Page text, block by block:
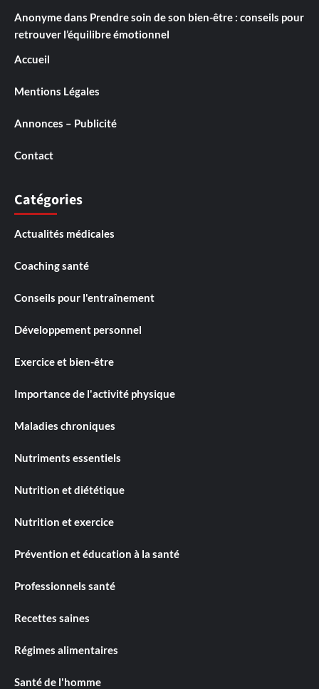
Anonymedans Prendre soin de son bien-être : conseils pour
retrouver l’équilibre émotionnel
Accueil
Mentions Légales
Annonces – Publicité
Contact
Catégories
Actualités médicales
Coaching santé
Conseils pour l'entraînement
Développement personnel
Exercice et bien-être
Importance de l'activité physique
Maladies chroniques
Nutriments essentiels
Nutrition et diététique
Nutrition et exercice
Prévention et éducation à la santé
Professionnels santé
Recettes saines
Régimes alimentaires
Santé de l'homme